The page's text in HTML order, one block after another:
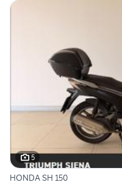
5
HONDA SH 150